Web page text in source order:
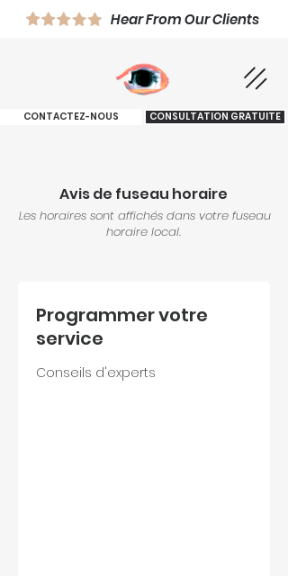
Hear From Our Clients
CONTACTEZ-NOUS CONSULTATION GRATUITE
Avis de fuseau horaire
Les horaires sont affichés dans votre fuseau
horaire local.
Programmer votre
service
Conseils d'experts